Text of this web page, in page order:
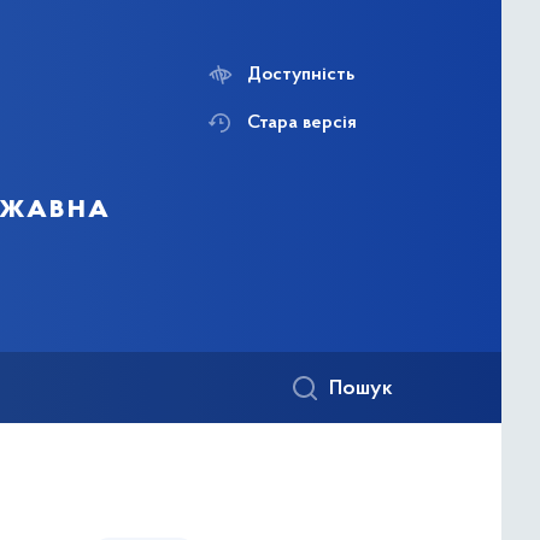
Доступність
Стара версія
Пошук